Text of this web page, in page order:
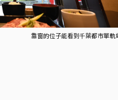
靠窗的位子能看到千葉都市單軌